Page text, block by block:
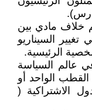
خلاف مادي بين
تغيير السيناريو
الرئيسية.
عالم السياسة
الواحد أو
الاشتراكية (